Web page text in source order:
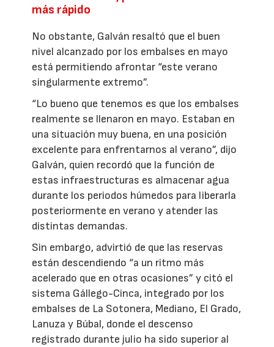
más rápido
No obstante, Galván resaltó que el buen
nivel alcanzado por los embalses en mayo
está permitiendo afrontar “este verano
singularmente extremo”.
“Lo bueno que tenemos es que los embalses
realmente se llenaron en mayo. Estaban en
una situación muy buena, en una posición
excelente para enfrentarnos al verano”, dijo
Galván, quien recordó que la función de
estas infraestructuras es almacenar agua
durante los periodos húmedos para liberarla
posteriormente en verano y atender las
distintas demandas.
Sin embargo, advirtió de que las reservas
están descendiendo “a un ritmo más
acelerado que en otras ocasiones” y citó el
sistema Gállego-Cinca, integrado por los
embalses de La Sotonera, Mediano, El Grado,
Lanuza y Búbal, donde el descenso
registrado durante julio ha sido superior al